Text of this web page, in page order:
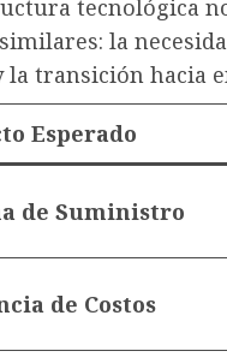
tecnológica
la
la transición hacia
Esperado
de Suministro
de Costos